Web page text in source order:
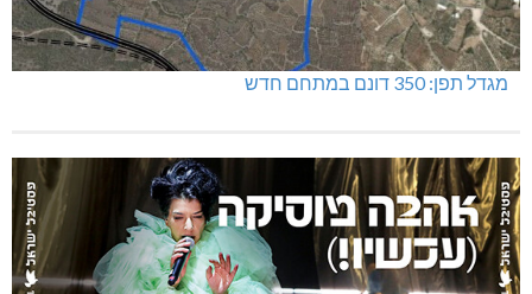
מגדל תפן: 350 דונם במתחם חדש